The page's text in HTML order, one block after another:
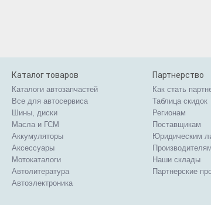
Каталог товаров
Каталоги автозапчастей
Все для автосервиса
Шины, диски
Масла и ГСМ
Аккумуляторы
Аксессуары
Мотокаталоги
Автолитература
Автоэлектроника
Партнерство
Как стать
Таблица скидок
Регионам
Поставщикам
Юридическим
Производителям
Наши склады
Партнерские